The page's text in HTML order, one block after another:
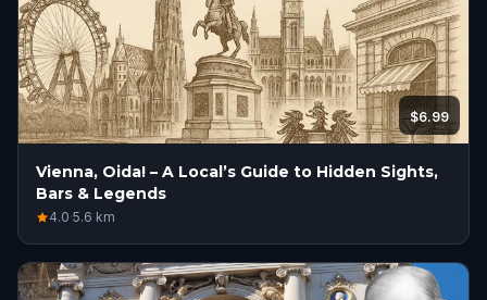
$6.99
Vienna, Oida! – A Local’s Guide to Hidden Sights,
Bars & Legends
4.0·5.6 km